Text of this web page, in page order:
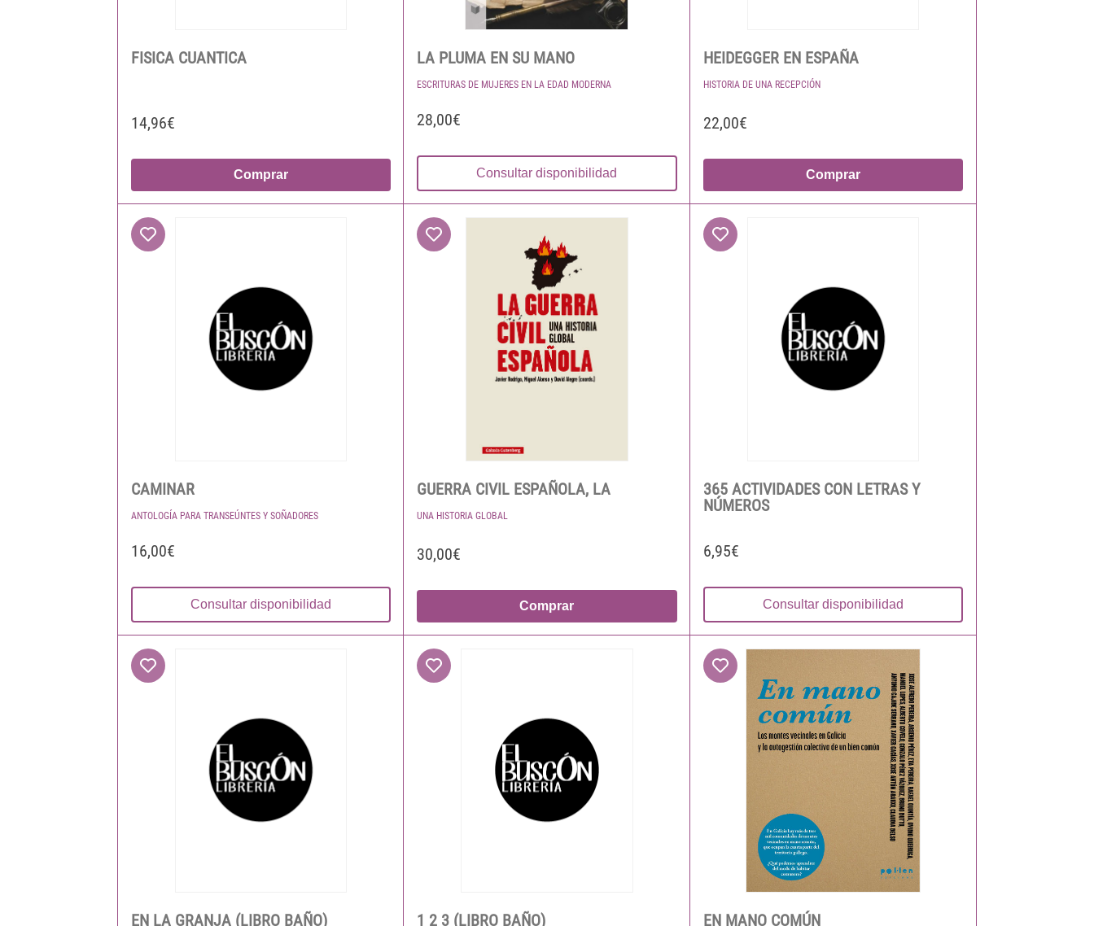
FISICA CUANTICA
14,96€
Comprar
LA PLUMA EN SU MANO
ESCRITURAS DE MUJERES EN LA EDAD MODERNA
28,00€
Consultar disponibilidad
HEIDEGGER EN ESPAÑA
HISTORIA DE UNA RECEPCIÓN
22,00€
Comprar
CAMINAR
ANTOLOGÍA PARA TRANSEÚNTES Y SOÑADORES
16,00€
Consultar disponibilidad
GUERRA CIVIL ESPAÑOLA, LA
UNA HISTORIA GLOBAL
30,00€
Comprar
365 ACTIVIDADES CON LETRAS Y
NÚMEROS
6,95€
Consultar disponibilidad
EN LA GRANJA (LIBRO BAÑO) 1 2 3 (LIBRO BAÑO) EN MANO COMÚN